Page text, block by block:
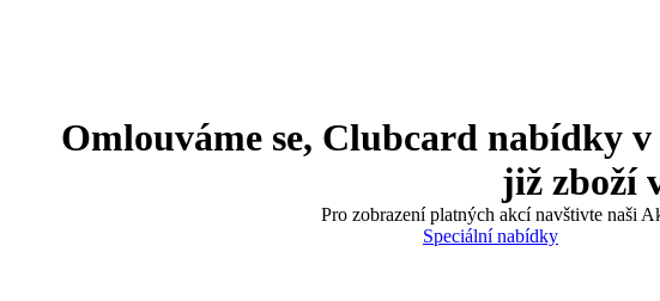
Omlouváme se, Clubcard nabídky
již zboží
Pro zobrazení platných akcí navštivte naši
Speciální nabídky